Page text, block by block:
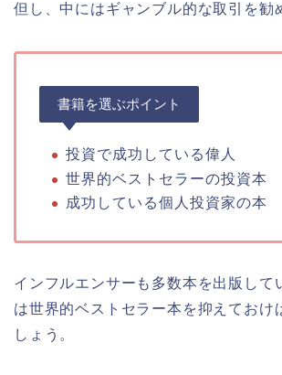
但し、中にはギャンブル的な取引を勧
書籍を選ぶポイント
投資で成功している偉人
世界的ベストセラーの投資本
成功している個人投資家の本
インフルエンサーも多数本を出版して
は世界的ベストセラー本を抑えておけ
しょう。